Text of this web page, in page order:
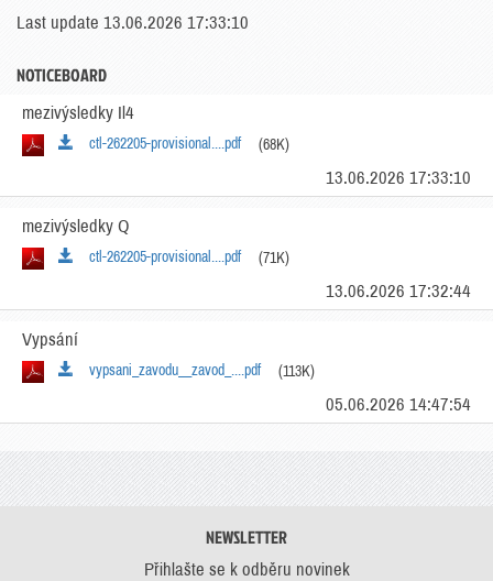
Last update 13.06.2026 17:33:10
NOTICEBOARD
mezivýsledky Il4
ctl-262205-provisional....pdf (68K)
13.06.2026 17:33:10
mezivýsledky Q
ctl-262205-provisional....pdf (71K)
13.06.2026 17:32:44
Vypsání
vypsani_zavodu__zavod_....pdf (113K)
05.06.2026 14:47:54
NEWSLETTER
Přihlašte se k odběru novinek